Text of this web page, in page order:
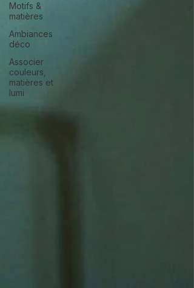
Motifs &
matières
Ambiances
déco
Associer
couleurs,
matières et
lumi